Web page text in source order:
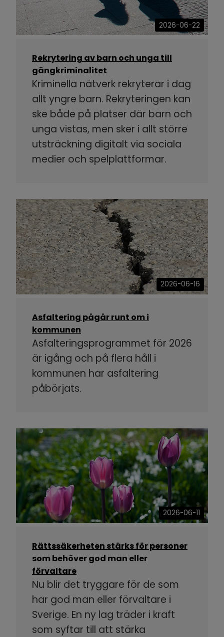
2026-06-22
Rekrytering av barn och unga till
gängkriminalitet
Kriminella nätverk rekryterar i dag
allt yngre barn. Rekryteringen kan
ske både på platser där barn och
unga vistas, men sker i allt större
utsträckning digitalt via sociala
medier och spelplattformar.
2026-06-16
Asfaltering pågår runt om i
kommunen
Asfalteringsprogrammet för 2026
är igång och på flera håll i
kommunen har asfaltering
påbörjats.
2026-06-11
Rättssäkerheten stärks för personer
som behöver god man eller
förvaltare
Nu blir det tryggare för de som
har god man eller förvaltare i
Sverige. En ny lag träder i kraft
som syftar till att stärka